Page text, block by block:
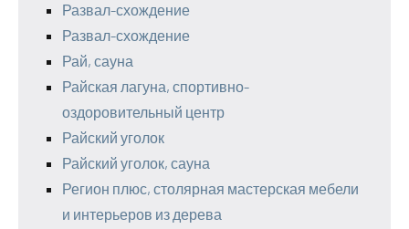
Развал-схождение
Развал-схождение
Рай, сауна
Райская лагуна, спортивно-
оздоровительный центр
Райский уголок
Райский уголок, сауна
Регион плюс, столярная мастерская мебели
и интерьеров из дерева